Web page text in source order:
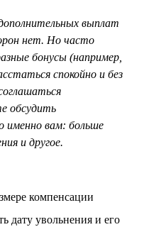
выплат
нет. Но часто
бонусы (например,
спокойно и без
обсудить
именно вам: больше
и другое.
компенсации
дату увольнения и его